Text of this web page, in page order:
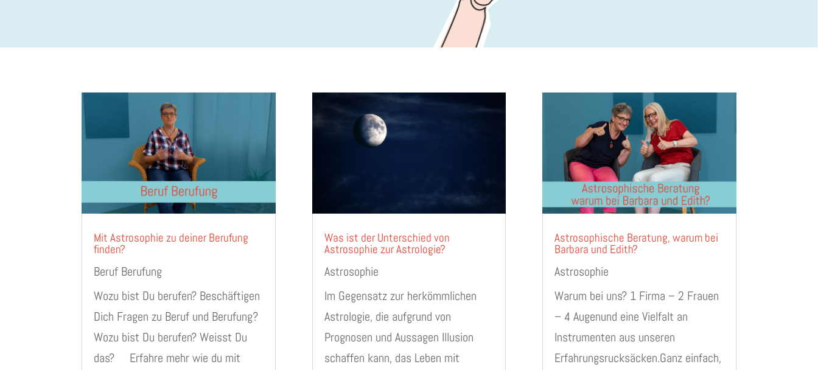
Mit Astrosophie zu deiner Berufung
finden?
Beruf Berufung
Wozu bist Du berufen? Beschäftigen
Dich Fragen zu Beruf und Berufung?
Wozu bist Du berufen? Weisst Du
das? Erfahre mehr wie du mit
Was ist der Unterschied von
Astrosophie zur Astrologie?
Astrosophie
Im Gegensatz zur herkömmlichen
Astrologie, die aufgrund von
Prognosen und Aussagen Illusion
schaffen kann, das Leben mit
Astrosophische Beratung, warum bei
Barbara und Edith?
Astrosophie
Warum bei uns? 1 Firma – 2 Frauen
– 4 Augenund eine Vielfalt an
Instrumenten aus unseren
Erfahrungsrucksäcken.Ganz einfach,